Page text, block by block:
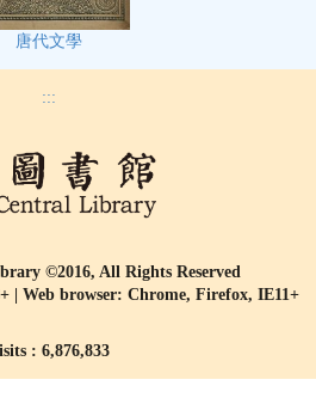
唐代文學
:::
©2016, All Rights Reserved
| Web browser: Chrome, Firefox, IE11+
: 6,876,833